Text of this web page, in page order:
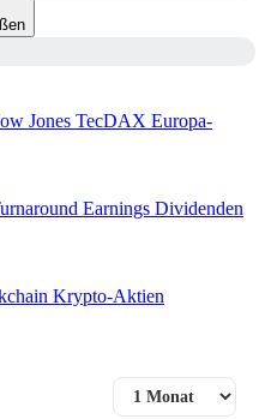
Jones TecDAX Europa-
Earnings Dividenden
Krypto-Aktien